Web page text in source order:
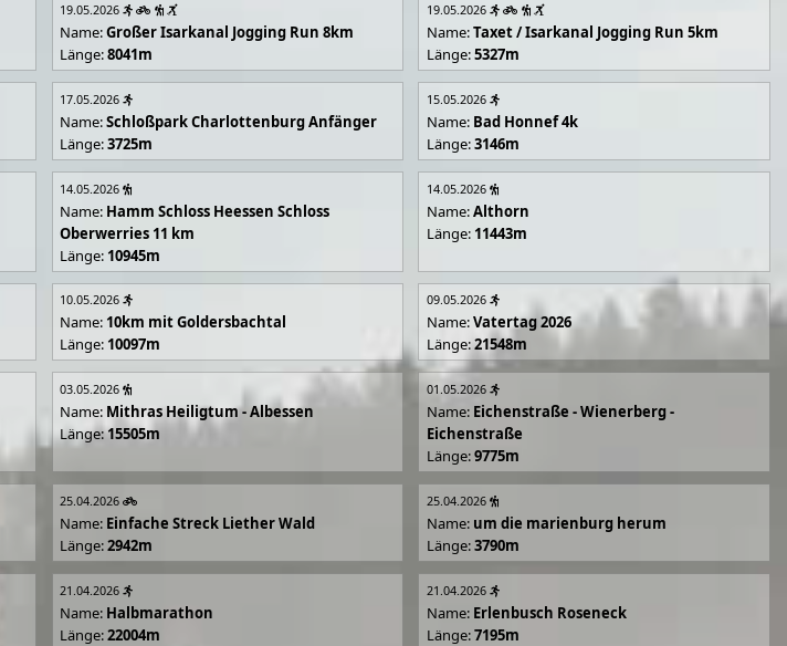
19.05.2026
Name:Großer Isarkanal Jogging Run 8km
Länge:8041m
19.05.2026
Name:Taxet / Isarkanal Jogging Run 5km
Länge:5327m
17.05.2026
Name:Schloßpark Charlottenburg Anfänger
Länge:3725m
15.05.2026
Name: Bad Honnef 4k
Länge:3146m
14.05.2026
Name: Hamm Schloss Heessen Schloss
Oberwerries 11 km
Länge: 10945m
14.05.2026
Name:Althorn
Länge: 11443m
10.05.2026
Name: 10km mit Goldersbachtal
Länge: 10097m
09.05.2026
Name:Vatertag 2026
Länge:21548m
03.05.2026
Name: Mithras Heiligtum - Albessen
Länge:15505m
01.05.2026
Name: Eichenstraße - Wienerberg -
Eichenstraße
Länge:9775m
25.04.2026
Name: Einfache Streck Liether Wald
Länge:2942m
25.04.2026
Name: um die marienburg herum
Länge:3790m
21.04.2026
Name: Halbmarathon
Länge:22004m
21.04.2026
Name: Erlenbusch Roseneck
Länge:7195m